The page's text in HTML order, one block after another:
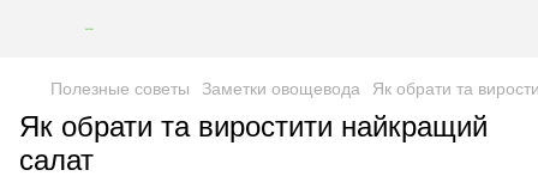
Полезные советы Заметки овощевода Як обрати та
Як обрати та виростити найкращий
салат